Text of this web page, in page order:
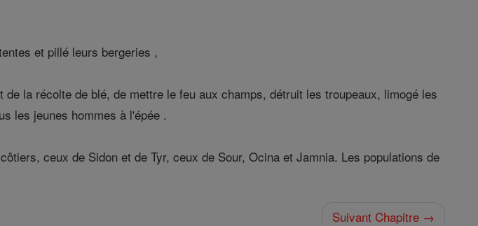
et pillé leurs bergeries ,
la récolte de blé, de mettre le feu aux champs, détruit les troupeaux, limogé les
les jeunes hommes à l'épée .
ceux de Sidon et de Tyr, ceux de Sour, Ocina et Jamnia. Les populations de
Suivant Chapitre →